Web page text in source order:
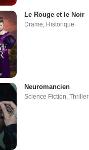
Le Rouge et le Noir
Drame Historique
Neuromancien
Science Fiction Thriller